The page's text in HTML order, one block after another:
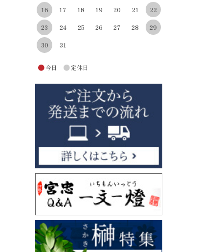
16 17 18 19 20 21 22
23 24 25 26 27 28 29
30 31
●今日 ●定休日